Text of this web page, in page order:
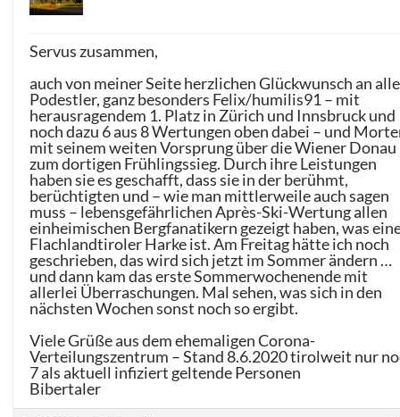
Servus zusammen,
auch von meiner Seite herzlichen Glückwunsch an alle
Podestler, ganz besonders Felix/humilis91 – mit
herausragendem 1. Platz in Zürich und Innsbruck und
noch dazu 6 aus 8 Wertungen oben dabei – und
mit seinem weiten Vorsprung über die Wiener Donau
zum dortigen Frühlingssieg. Durch ihre Leistungen
haben sie es geschafft, dass sie in der berühmt,
berüchtigten und – wie man mittlerweile auch sagen
muss – lebensgefährlichen Après-Ski-Wertung allen
einheimischen Bergfanatikern gezeigt haben, was
Flachlandtiroler Harke ist. Am Freitag hätte ich noch
geschrieben, das wird sich jetzt im Sommer ändern …
und dann kam das erste Sommerwochenende mit
allerlei Überraschungen. Mal sehen, was sich in den
nächsten Wochen sonst noch so ergibt.
Viele Grüße aus dem ehemaligen Corona-
Verteilungszentrum – Stand 8.6.2020 tirolweit nur
7 als aktuell infiziert geltende Personen
Bibertaler